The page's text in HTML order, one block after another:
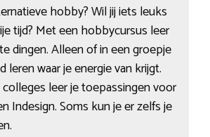
hobby? Wil jij iets leuks
tijd? Met een hobbycursus leer
dingen. Alleen of in een groepje
leren waar je energie van krijgt.
leer je toepassingen voor
Indesign. Soms kun je er zelfs je